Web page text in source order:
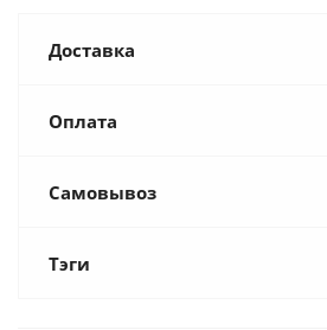
Доставка
Оплата
Самовывоз
Тэги